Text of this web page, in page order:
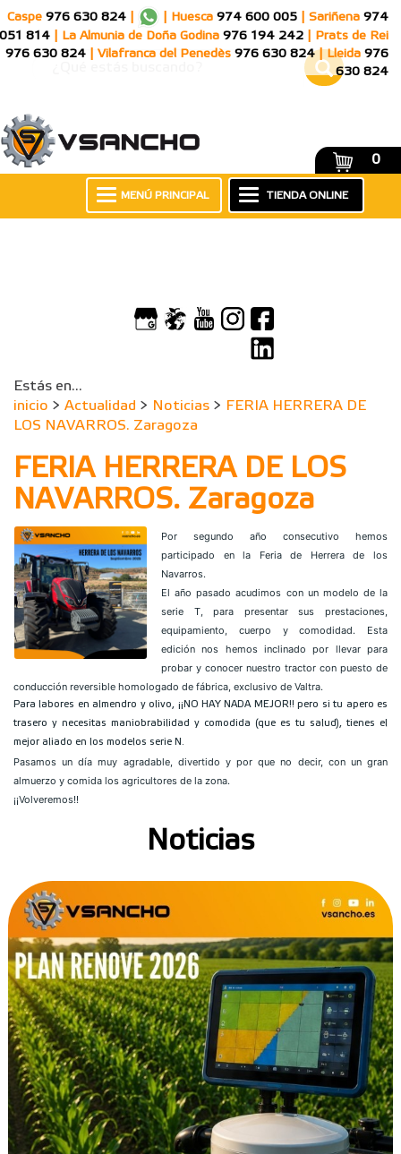
Caspe 976 630 824 Huesca 974 600 005 Sariñena 974
051 814
La Almunia de Doña Godina 976 194 242
Prats de Rei
976 630 824
Vilafranca del Penedès 976 630 824 Lleida 976
630 824
0
TIENDA ONLINE
MENÚ PRINCIPAL
Estás en...
inicio > Actualidad > Noticias > FERIA HERRERA DE
LOS NAVARROS. Zaragoza
FERIA HERRERA DE LOS
NAVARROS. Zaragoza
Por segundo año consecutivo hemos
participado en la Feria de Herrera de los
Navarros.
El año pasado acudimos con un modelo de la
serie T, para presentar sus prestaciones,
equipamiento, cuerpo y comodidad. Esta
edición nos hemos inclinado por llevar para
probar y conocer nuestro tractor con puesto de
conducción reversible homologado de fábrica, exclusivo de Valtra.
Para labores en almendro y olivo, ¡¡NO HAY NADA MEJOR!! pero si tu apero es
trasero y necesitas maniobrabilidad y comodida (que es tu salud), tienes el
mejor aliado en los modelos serie N.
Pasamos un día muy agradable, divertido y por que no decir, con un gran
almuerzo y comida los agricultores de la zona.
¡¡Volveremos!!
Noticias